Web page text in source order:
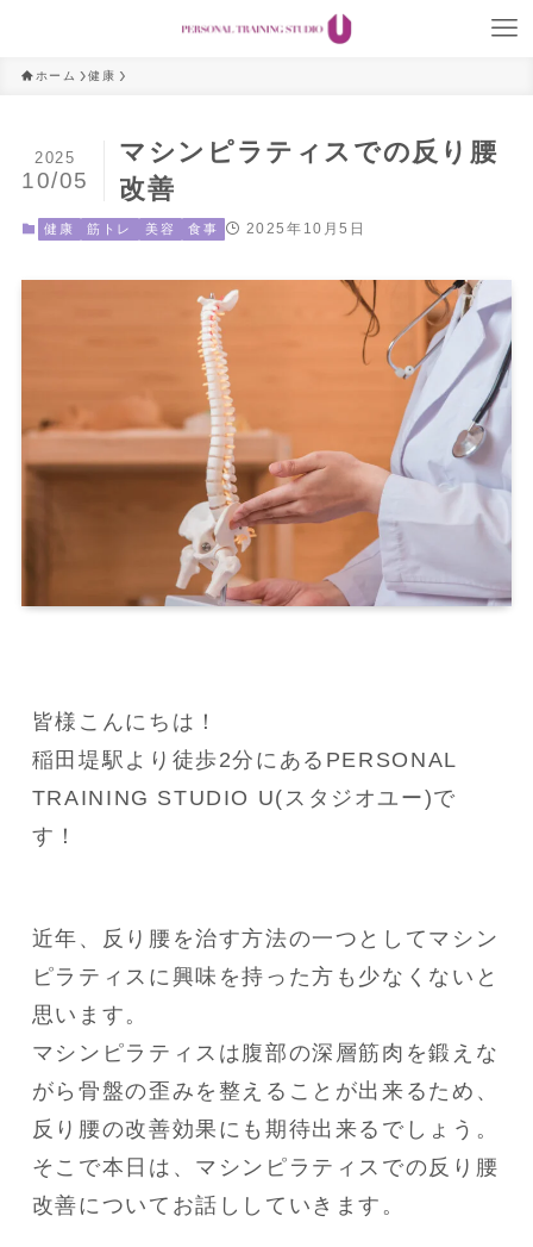
ホーム 健康
マシンピラティスでの反り腰
改善
2025
10/05
健康 筋トレ 美容 食事 2025年10月5日
皆様こんにちは！
稲田堤駅より徒歩2分にあるPERSONAL
TRAINING STUDIO U(スタジオユー)で
す！
近年、反り腰を治す方法の一つとしてマシン
ピラティスに興味を持った方も少なくないと
思います。
マシンピラティスは腹部の深層筋肉を鍛えな
がら骨盤の歪みを整えることが出来るため、
反り腰の改善効果にも期待出来るでしょう。
そこで本日は、マシンピラティスでの反り腰
改善についてお話ししていきます。